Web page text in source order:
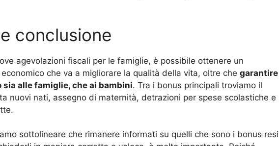
conclusione
agevolazioni fiscali per le famiglie, è possibile ottenere un
che va a migliorare la qualità della vita, oltre che garantire
alle famiglie, che ai bambini. Tra i bonus principali troviamo il
nuovi nati, assegno di maternità, detrazioni per spese scolastiche e
sottolineare che rimanere informati su quelli che sono i bonus resi